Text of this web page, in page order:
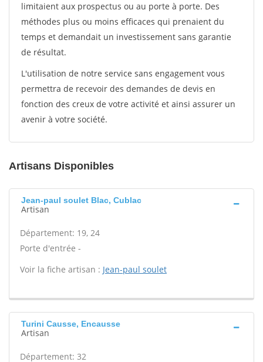
limitaient aux prospectus ou au porte à porte. Des
méthodes plus ou moins efficaces qui prenaient du
temps et demandait un investissement sans garantie
de résultat.
L'utilisation de notre service sans engagement vous
permettra de recevoir des demandes de devis en
fonction des creux de votre activité et ainsi assurer un
avenir à votre société.
Artisans Disponibles
Jean-paul soulet Blac, Cublac
Artisan
Département: 19, 24
Porte d'entrée -
Voir la fiche artisan : Jean-paul soulet
Turini Causse, Encausse
Artisan
Département: 32